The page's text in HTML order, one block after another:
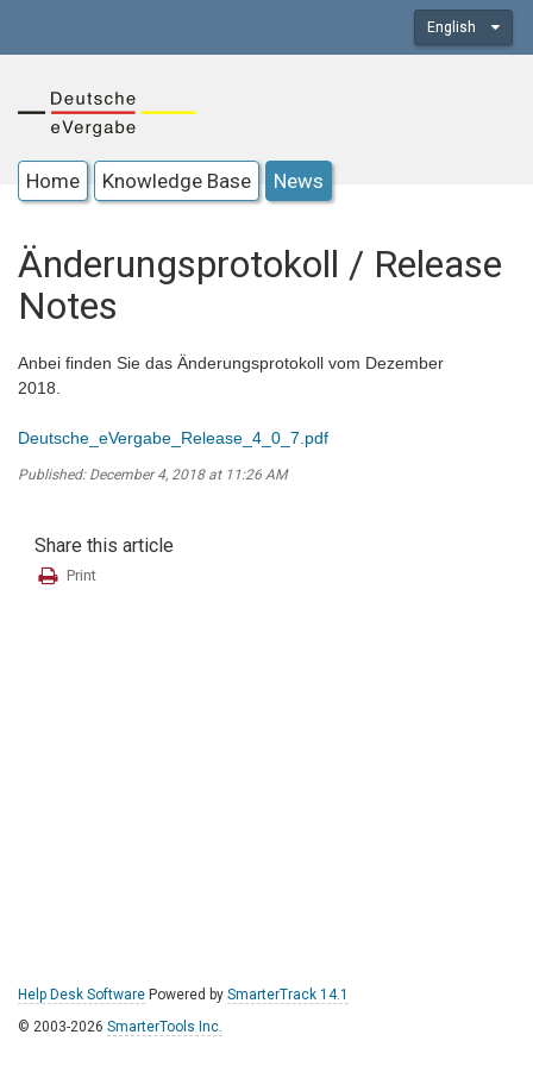
English
Home Knowledge Base News
Änderungsprotokoll / Release
Notes
Anbei finden Sie das Änderungsprotokoll vom Dezember
2018.
Deutsche_eVergabe_Release_4_0_7.pdf
Published: December 4, 2018 at 11:26 AM
Share this article
Print
Help Desk Software Powered by SmarterTrack 14.1
© 2003-2026 SmarterTools Inc.